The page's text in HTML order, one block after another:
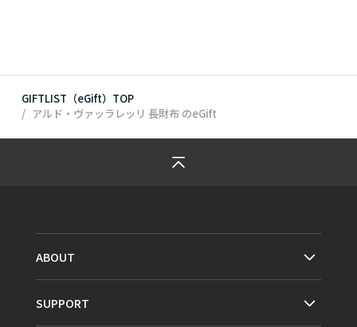
GIFTLIST（eGift）TOP
アルド・ヴァッラレッリ 長財布のeGift
ABOUT
SUPPORT